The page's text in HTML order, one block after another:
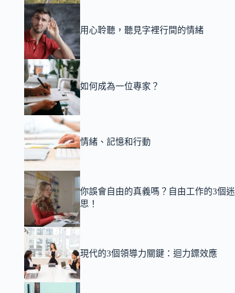
用心聆聽，聽見字裡行間的情緒
如何成為一位專家？
情緒、記憶和行動
你誤會自由的真義嗎？自由工作的3個迷
思！
現代的3個領導力關鍵：迴力鏢效應